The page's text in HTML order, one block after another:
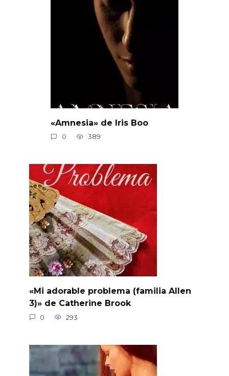
«Amnesia» de Iris Boo
0 389
«Mi adorable problema (familia Allen
3)» de Catherine Brook
0 293